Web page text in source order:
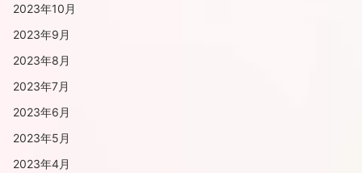
2023年10月
2023年9月
2023年8月
2023年7月
2023年6月
2023年5月
2023年4月